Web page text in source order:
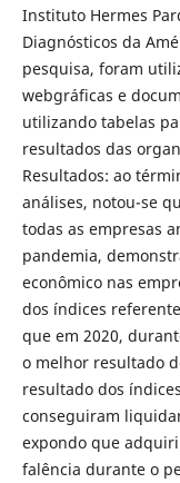
Instituto Hermes
Diagnósticos da
pesquisa, foram
webgráficas e
utilizando tabelas
resultados das
Resultados: ao
análises, notou-se
todas as empresas
pandemia,
econômico nas
dos índices
que em 2020,
o melhor resultado
resultado dos
conseguiram
expondo que
falência durante o